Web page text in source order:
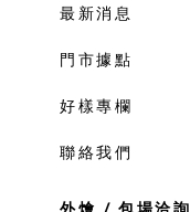
最新消息
門市據點
好樣專欄
聯絡我們
外燴 / 包場洽詢